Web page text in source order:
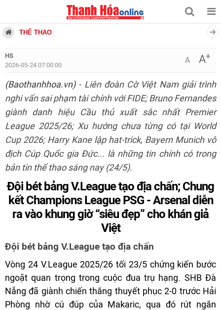
THỂ THAO
HS
2026-05-24 07:00:00
A A+
(Baothanhhoa.vn)- Liên đoàn Cờ Việt Nam giải trình
nghi vấn sai phạm tài chính với FIDE; Bruno Fernandes
giành danh hiệu Cầu thủ xuất sắc nhất Premier
League 2025/26; Xu hướng chưa từng có tại World
Cup 2026; Harry Kane lập hat-trick, Bayern Munich vô
địch Cúp Quốc gia Đức... là những tin chính có trong
bản tin thể thao sáng nay (24/5).
Đội bét bảng V.League tạo địa chấn; Chung
kết Champions League PSG - Arsenal diễn
ra vào khung giờ “siêu đẹp” cho khán giả
Việt
Đội bét bảng V.League tạo địa chấn
Vòng 24 V.League 2025/26 tối 23/5 chứng kiến bước
ngoặt quan trọng trong cuộc đua trụ hạng. SHB Đà
Nẵng đã giành chiến thắng thuyết phục 2-0 trước Hải
Phòng nhờ cú đúp của Makaric, qua đó rút ngắn